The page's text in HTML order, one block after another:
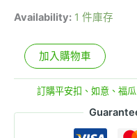
Availability: 1 件庫存
加入購物車
訂購平安扣、如意、福